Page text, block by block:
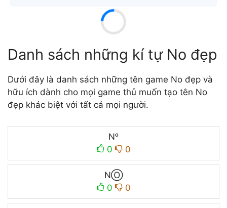
Danh sách những kí tự No đẹp
Dưới đây là danh sách những tên game No đẹp và
hữu ích dành cho mọi game thủ muốn tạo tên No
đẹp khác biệt với tất cả mọi người.
Nᵒ
0
0
NⓄ
0
0